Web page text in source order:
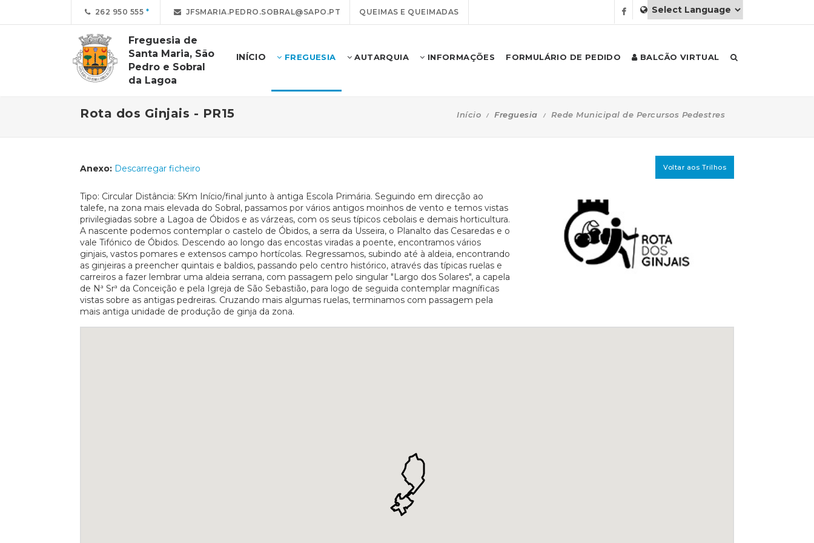
262 950 555 JFSMARIA.PEDRO.SOBRAL@SAPO.PT QUEIMAS E QUEIMADAS
Freguesia de
Santa Maria, São
Pedro e Sobral
da Lagoa
INÍCIO FREGUESIA AUTARQUIA INFORMAÇÕES FORMULÁRIO DE PEDIDO BALCÃO VIRTUAL
Rota dos Ginjais - PR15 Início Freguesia Rede Municipal de Percursos Pedestres
Anexo: Descarregar ficheiro Voltar aos Trilhos
Tipo: Circular Distância: 5Km Início/final junto à antiga Escola Primária. Seguindo em direcção ao
talefe, na zona mais elevada do Sobral, passamos por vários antigos moinhos de vento e temos vistas
privilegiadas sobre a Lagoa de Óbidos e as várzeas, com os seus típicos cebolais e demais horticultura.
A nascente podemos contemplar o castelo de Óbidos, a serra da Usseira, o Planalto das Cesaredas e o
vale Tifónico de Óbidos. Descendo ao longo das encostas viradas a poente, encontramos vários
ginjais, vastos pomares e extensos campo hortícolas. Regressamos, subindo até à aldeia, encontrando
as ginjeiras a preencher quintais e baldios, passando pelo centro histórico, através das típicas ruelas e
carreiros a fazer lembrar uma aldeia serrana, com passagem pelo singular "Largo dos Solares", a capela
de Nª Srª da Conceição e pela Igreja de São Sebastião, para logo de seguida contemplar magníficas
vistas sobre as antigas pedreiras. Cruzando mais algumas ruelas, terminamos com passagem pela
mais antiga unidade de produção de ginja da zona.